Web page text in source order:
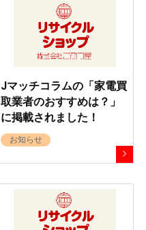
Jマッチコラムの「家電買
取業者のおすすめは？」
に掲載されました！
お知らせ